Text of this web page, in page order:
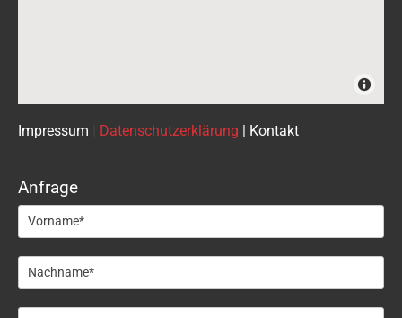
Impressum Datenschutzerklärung | Kontakt
Anfrage